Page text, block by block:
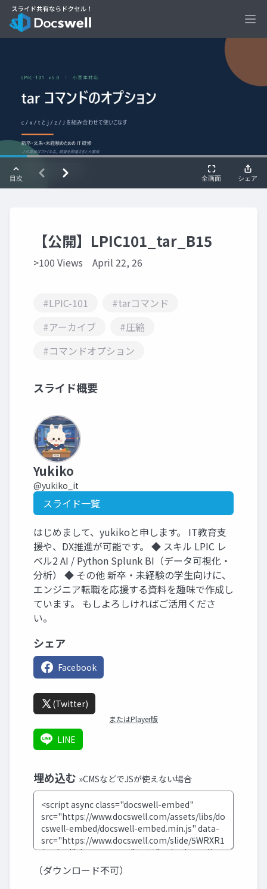
【公開】LPIC101_tar_B15
>100 Views April 22, 26
#LPIC-101
#tarコマンド
#アーカイブ
#圧縮
#コマンドオプション
スライド概要
Yukiko
@yukiko_it
スライド一覧
はじめまして、yukikoと申します。 IT教育支
援や、DX推進が可能です。 ◆ スキル LPIC レ
ベル2 AI / Python Splunk BI（データ可視化・
分析） ◆ その他 新卒・未経験の学生向けに、
エンジニア転職を応援する資料を趣味で作成し
ています。 もしよろしければご活用くださ
い。
シェア
Facebook
(Twitter)
またはPlayer版
LINE
埋め込む »CMSなどでJSが使えない場合
（ダウンロード不可）